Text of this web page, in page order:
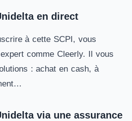
en direct
à cette SCPI, vous
comme Cleerly. Il vous
: achat en cash, à
via une assurance